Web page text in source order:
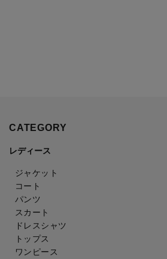
CATEGORY
レディース
ジャケット
コート
パンツ
スカート
ドレスシャツ
トップス
ワンピース